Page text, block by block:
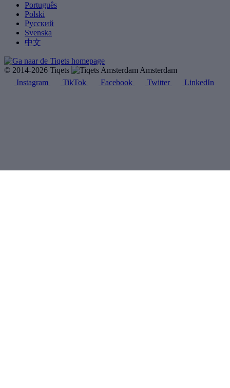
Português
Polski
Русский
Svenska
中文
© 2014-2026 Tiqets
Amsterdam
Instagram
TikTok Facebook Twitter LinkedIn